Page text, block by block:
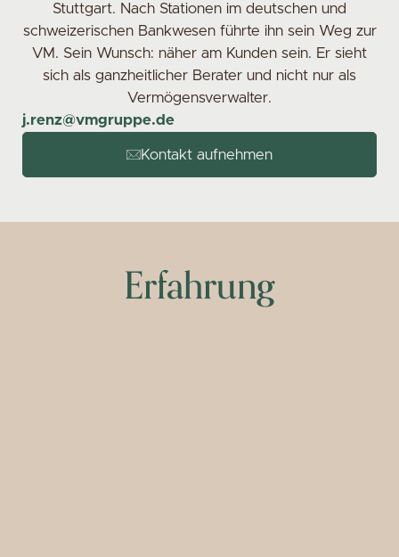
Stuttgart. Nach Stationen im deutschen und
schweizerischen Bankwesen führte ihn sein Weg zur
VM. Sein Wunsch: näher am Kunden sein. Er sieht
sich als ganzheitlicher Berater und nicht nur als
Vermögensverwalter.
j.renz@vmgruppe.de
Kontakt aufnehmen
Erfahrung